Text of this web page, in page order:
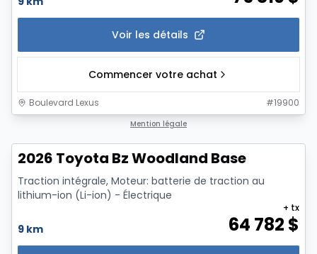
Voir les détails
Commencer votre achat
Boulevard Lexus #19900
Mention légale
2026 Toyota Bz Woodland Base
Traction intégrale, Moteur: batterie de traction au
lithium-ion (Li-ion) - Électrique
9 km 64 782 $
+ tx